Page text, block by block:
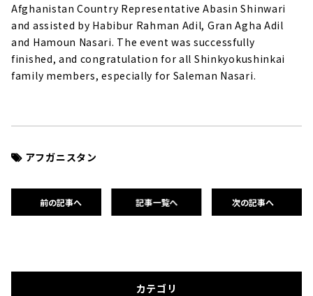
Afghanistan Country Representative Abasin Shinwari
and assisted by Habibur Rahman Adil, Gran Agha Adil
and Hamoun Nasari. The event was successfully
finished, and congratulation for all Shinkyokushinkai
family members, especially for Saleman Nasari.
アフガニスタン
前の記事へ 記事一覧へ 次の記事へ
カテゴリ